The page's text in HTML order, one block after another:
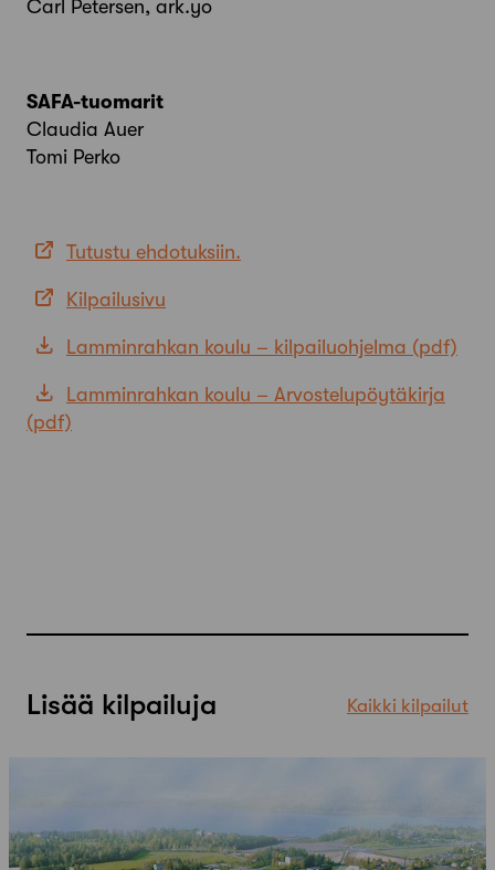
Carl Petersen, ark.yo
SAFA-tuomarit
Claudia Auer
Tomi Perko
Tutustu ehdotuksiin.
Kilpailusivu
Lamminrahkan koulu – kilpailuohjelma
Lamminrahkan koulu – Arvostelupöytäkirja
Lisää kilpailuja Kaikki kilpailut